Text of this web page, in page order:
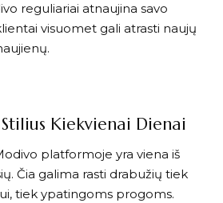
reguliariai atnaujina savo
visuomet gali atrasti naujų
Kiekvienai Dienai
platformoje yra viena iš
Čia galima rasti drabužių tiek
tiek ypatingoms progoms.